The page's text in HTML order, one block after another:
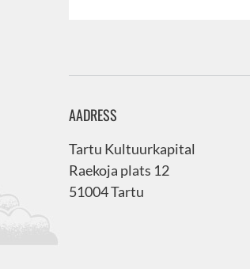
AADRESS
Tartu Kultuurkapital
Raekoja plats 12
51004 Tartu